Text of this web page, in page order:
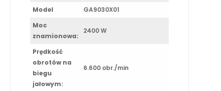
Model
GA9030X01
Moc
znamionowa:
2400 W
Prędkość
obrotów na
biegu
jałowym:
6.600 obr./min